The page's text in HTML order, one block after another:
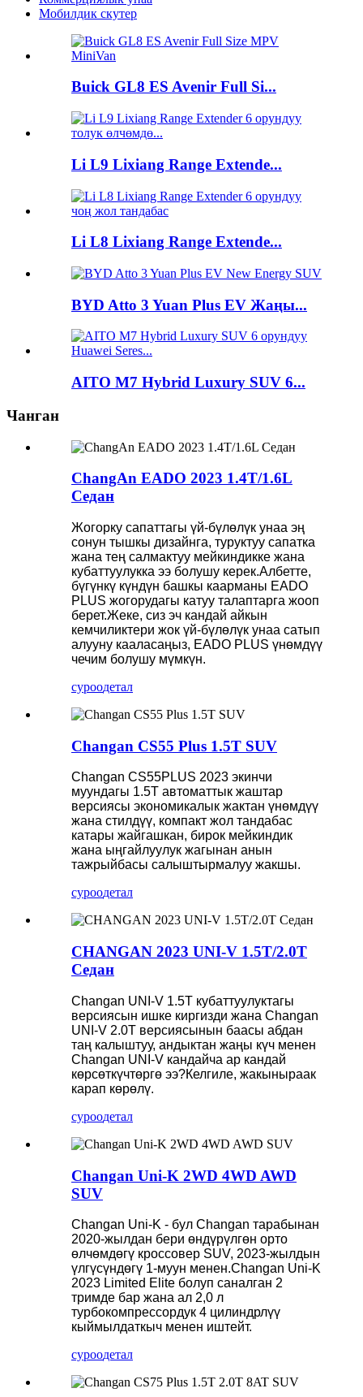
Мобилдик скутер
Buick GL8 ES Avenir Full Si...
Li L9 Lixiang Range Extende...
Li L8 Lixiang Range Extende...
BYD Atto 3 Yuan Plus EV Жаңы...
AITO M7 Hybrid Luxury SUV 6...
Чанган
ChangAn EADO 2023 1.4T/1.6L
Седан
Жогорку сапаттагы үй-бүлөлүк унаа эң
сонун тышкы дизайнга, туруктуу сапатка
жана тең салмактуу мейкиндикке жана
кубаттуулукка ээ болушу керек.Албетте,
бүгүнкү күндүн башкы каарманы EADO
PLUS жогорудагы катуу талаптарга жооп
берет.Жеке, сиз эч кандай айкын
кемчиликтери жок үй-бүлөлүк унаа сатып
алууну кааласаңыз, EADO PLUS үнөмдүү
чечим болушу мүмкүн.
суроодетал
Changan CS55 Plus 1.5T SUV
Changan CS55PLUS 2023 экинчи
муундагы 1.5T автоматтык жаштар
версиясы экономикалык жактан үнөмдүү
жана стилдүү, компакт жол тандабас
катары жайгашкан, бирок мейкиндик
жана ыңгайлуулук жагынан анын
тажрыйбасы салыштырмалуу жакшы.
суроодетал
CHANGAN 2023 UNI-V 1.5T/2.0T
Седан
Changan UNI-V 1.5T кубаттуулуктагы
версиясын ишке киргизди жана Changan
UNI-V 2.0T версиясынын баасы абдан
таң калыштуу, андыктан жаңы күч менен
Changan UNI-V кандайча ар кандай
көрсөткүчтөргө ээ?Келгиле, жакыныраак
карап көрөлү.
суроодетал
Changan Uni-K 2WD 4WD AWD
SUV
Changan Uni-K - бул Changan тарабынан
2020-жылдан бери өндүрүлгөн орто
өлчөмдөгү кроссовер SUV, 2023-жылдын
үлгүсүндөгү 1-муун менен.Changan Uni-K
2023 Limited Elite болуп саналган 2
тримде бар жана ал 2,0 л
турбокомпрессордук 4 цилиндрлүү
кыймылдаткыч менен иштейт.
суроодетал